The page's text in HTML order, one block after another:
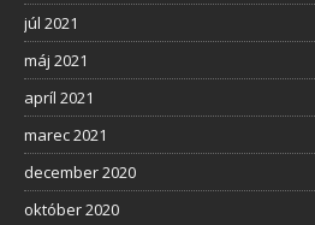
júl 2021
máj 2021
apríl 2021
marec 2021
december 2020
október 2020